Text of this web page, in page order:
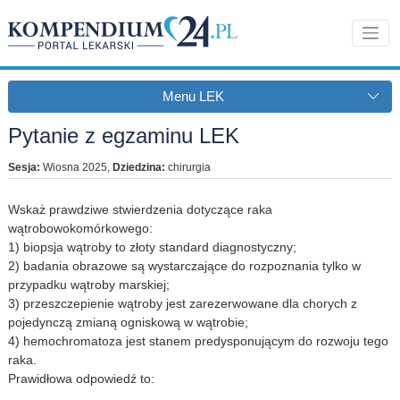
Menu LEK
Pytanie z egzaminu LEK
Sesja: Wiosna 2025, Dziedzina: chirurgia
Wskaż prawdziwe stwierdzenia dotyczące raka
wątrobowokomórkowego:
1) biopsja wątroby to złoty standard diagnostyczny;
2) badania obrazowe są wystarczające do rozpoznania tylko w
przypadku wątroby marskiej;
3) przeszczepienie wątroby jest zarezerwowane dla chorych z
pojedynczą zmianą ogniskową w wątrobie;
4) hemochromatoza jest stanem predysponującym do rozwoju tego
raka.
Prawidłowa odpowiedź to: